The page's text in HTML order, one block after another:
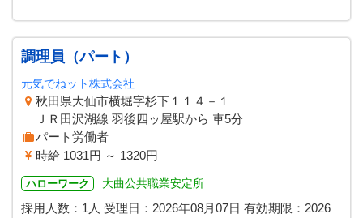
調理員（パート）
元気でねット株式会社
秋田県大仙市横堀字杉下１１４－１
ＪＲ田沢湖線 羽後四ッ屋駅から 車5分
パート労働者
時給 1031円 ～ 1320円
ハローワーク 大曲公共職業安定所
採用人数：1人 受理日： 2026年08月07日 有効期限： 2026